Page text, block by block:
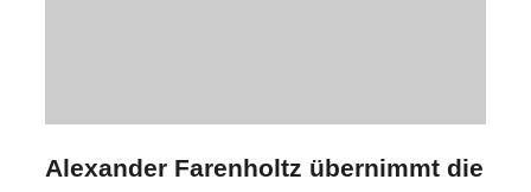
Alexander Farenholtz übernimmt die